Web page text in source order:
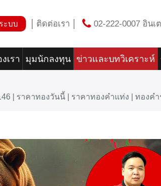
ะบบ ติดต่อเรา 02-222-0007 อินเ
เรา มุมนักลงทุน ข่าวและบทวิเคราะห์
| ราคาทองวันนี้ | ราคาทองคำแท่ง | ทองค